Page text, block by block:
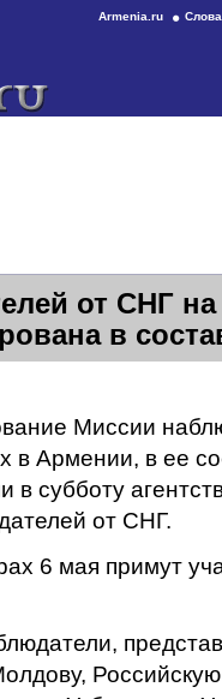
Armenia.ru
от СНГ
в
Миссии
в Армении, в ее
в субботу
от СНГ.
6 мая примут